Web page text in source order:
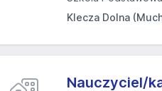
Klecza Dolna
Nauczyciel/